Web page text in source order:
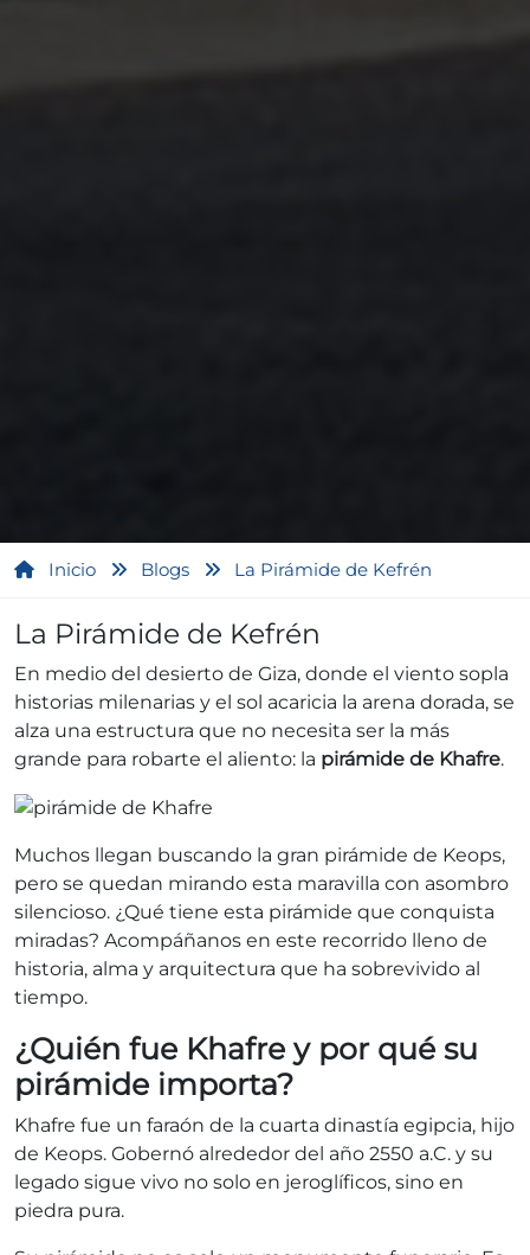
Inicio Blogs La Pirámide de Kefrén
La Pirámide de Kefrén
En medio del desierto de Giza, donde el viento sopla
historias milenarias y el sol acaricia la arena dorada, se
alza una estructura que no necesita ser la más
grande para robarte el aliento: la pirámide de Khafre.
Muchos llegan buscando la gran pirámide de Keops,
pero se quedan mirando esta maravilla con asombro
silencioso. ¿Qué tiene esta pirámide que conquista
miradas? Acompáñanos en este recorrido lleno de
historia, alma y arquitectura que ha sobrevivido al
tiempo.
¿Quién fue Khafre y por qué su
pirámide importa?
Khafre fue un faraón de la cuarta dinastía egipcia, hijo
de Keops. Gobernó alrededor del año 2550 a.C. y su
legado sigue vivo no solo en jeroglíficos, sino en
piedra pura.